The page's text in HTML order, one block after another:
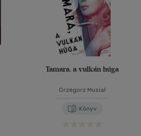
Tamara, a vulkán húga
Grzegorz Musiał
Könyv